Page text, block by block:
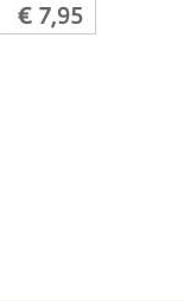
€ 7,95